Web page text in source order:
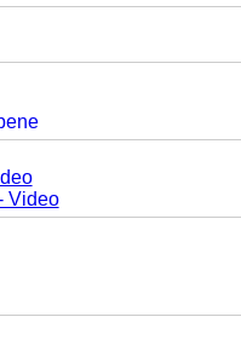
Video